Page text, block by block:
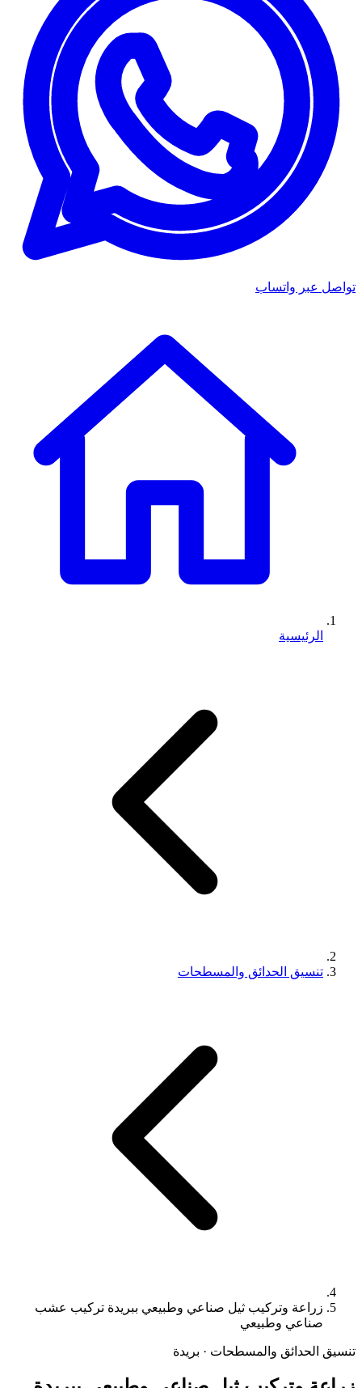
تواصل عبر واتساب
الرئيسية
تنسيق الحدائق والمسطحات
زراعة وتركيب ثيل صناعي وطبيعي ببريدة تركيب عشب
صناعي وطبيعي
تنسيق الحدائق والمسطحات · بريدة